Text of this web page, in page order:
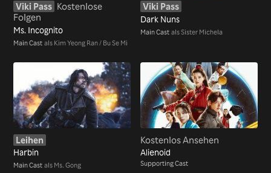
Viki Pass Kostenlose
Folgen
Ms. Incognito
Main Cast als Kim Yeong Ran / Bu Se Mi
Viki Pass
Dark Nuns
Main Cast als Sister Michela
Leihen
Harbin
Main Cast als Ms. Gong
Kostenlos Ansehen
Alienoid
Supporting Cast